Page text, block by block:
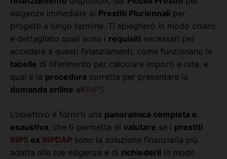
esigenze immediate ai Prestiti Pluriennali per
progetti a lungo termine. Ti spiegherò in modo chiaro
e dettagliato quali sono i requisiti necessari per
accedere a questi finanziamenti, come funzionano le
tabelle di riferimento per calcolare importi e rate, e
qual è la procedura corretta per presentare la
domanda online all’INPS.
L’obiettivo è fornirti una panoramica completa e
esaustiva, che ti permetta di valutare se i prestiti
INPS ex INPDAP sono la soluzione finanziaria più
adatta alle tue esigenze e di richiederli in modo